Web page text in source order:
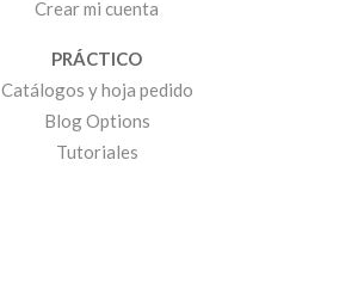
Crear mi cuenta
PRÁCTICO
Catálogos y hoja pedido
Blog Options
Tutoriales